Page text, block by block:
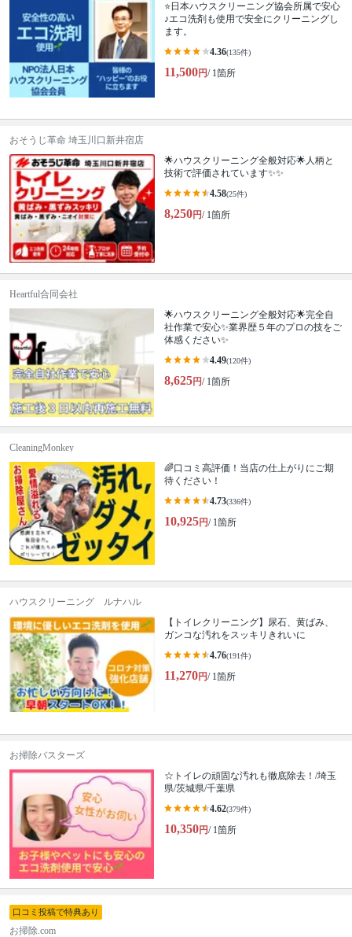
⭐️日本ハウスクリーニング協会所属で安心
♪エコ洗剤も使用で安全にクリーニングし
ます。
4.36(135件)
11,500円/ 1箇所
おそうじ革命 埼玉川口新井宿店
🌟ハウスクリーニング全般対応🌟人柄と
技術で評価されています✨✨
4.58(25件)
8,250円/ 1箇所
Heartful合同会社
🌟ハウスクリーニング全般対応🌟完全自
社作業で安心✨業界歴５年のプロの技をご
体感ください✨
4.49(120件)
8,625円/ 1箇所
CleaningMonkey
🌈口コミ高評価！当店の仕上がりにご期
待ください！
4.73(336件)
10,925円/ 1箇所
ハウスクリーニング ルナハル
【トイレクリーニング】尿石、黄ばみ、
ガンコな汚れをスッキリきれいに
4.76(191件)
11,270円/ 1箇所
お掃除バスターズ
☆トイレの頑固な汚れも徹底除去！/埼玉
県/茨城県/千葉県
4.62(379件)
10,350円/ 1箇所
口コミ投稿で特典あり
お掃除.com